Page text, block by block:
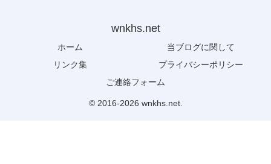
wnkhs.net
ホーム
当ブログに関して
リンク集
プライバシーポリシー
ご連絡フォーム
© 2016-2026 wnkhs.net.